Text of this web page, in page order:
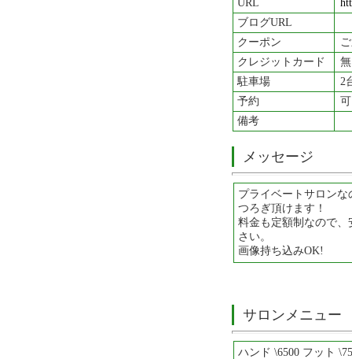
URL
ブログURL
クーポン
クレジットカード
駐車場
2
予約
可
備考
メッセージ
プライベートサロン
つろぎ頂けます！
料金も定額制なので
さい。
画像持ち込みOK!
サロンメニュー
ハンド \6500 フット